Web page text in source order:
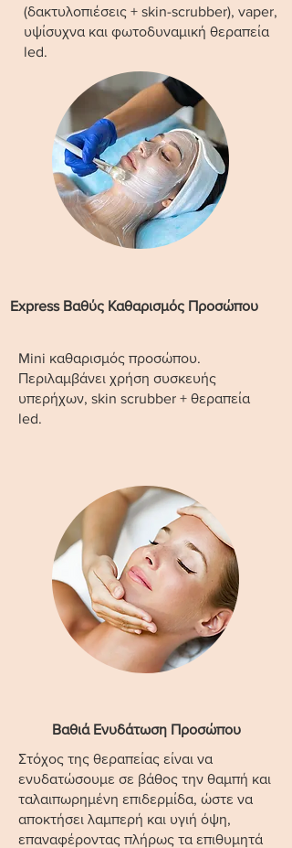
(δακτυλοπιέσεις + skin-scrubber), vaper,
υψίσυχνα και φωτοδυναμική θεραπεία
led.
Express Βαθύς Καθαρισμός Προσώπου
Mini καθαρισμός προσώπου.
Περιλαμβάνει χρήση συσκευής
υπερήχων, skin scrubber + θεραπεία
led.
Βαθιά Ενυδάτωση Προσώπου
Στόχος της θεραπείας είναι να
ενυδατώσουμε σε βάθος την θαμπή και
ταλαιπωρημένη επιδερμίδα, ώστε να
αποκτήσει λαμπερή και υγιή όψη,
επαναφέροντας πλήρως τα επιθυμητά